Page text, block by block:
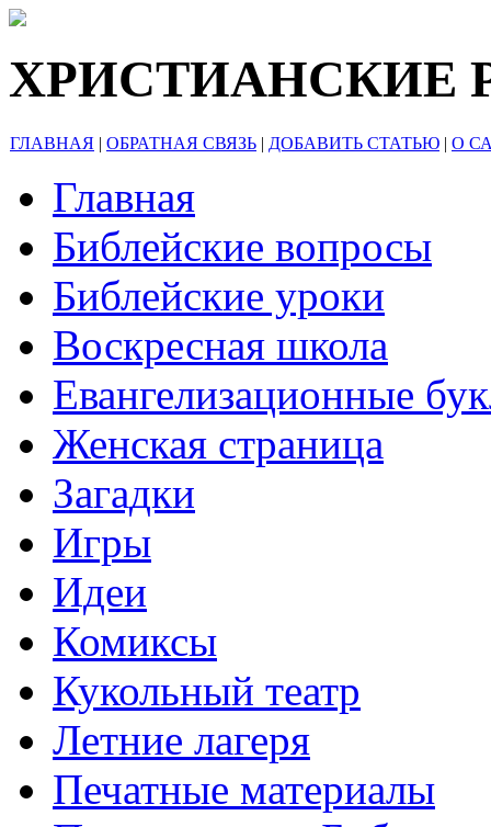
ХРИСТИАНСКИЕ
ГЛАВНАЯ | ОБРАТНАЯ СВЯЗЬ | ДОБАВИТЬ СТАТЬЮ | О
Главная
Библейские вопросы
Библейские уроки
Воскресная школа
Евангелизационные
Женская страница
Загадки
Игры
Идеи
Комиксы
Кукольный театр
Летние лагеря
Печатные материалы